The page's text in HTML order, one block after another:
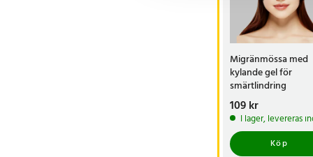
Migränmössa med
kylande gel för
smärtlindring
Pris:109 kr
109 kr
I lager, levereras
Köp